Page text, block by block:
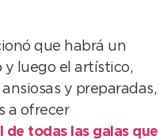
que habrá un
luego el artístico,
y preparadas,
a ofrecer
de todas las galas que